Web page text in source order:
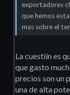
exportadores
que hemos
mas sobre el
La cuestiín es
que gasto
precios son un
una de alta